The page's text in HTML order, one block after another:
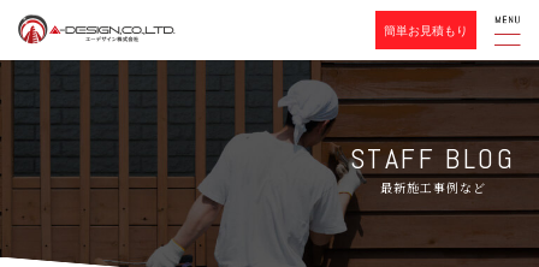
STAFF BLOG
最新施工事例など
簡単お見積もり